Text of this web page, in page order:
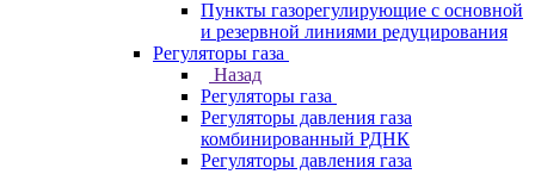
Пункты газорегулирующие с основной
и резервной линиями редуцирования
Регуляторы газа
Назад
Регуляторы газа
Регуляторы давления газа
комбинированный РДНК
Регуляторы давления газа